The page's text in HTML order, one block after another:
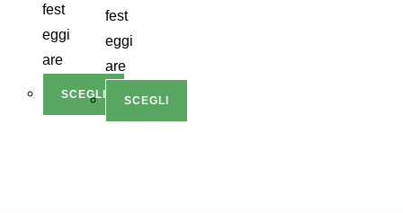
fest
eggi
are
SCEGLI
fest
eggi
are
SCEGLI